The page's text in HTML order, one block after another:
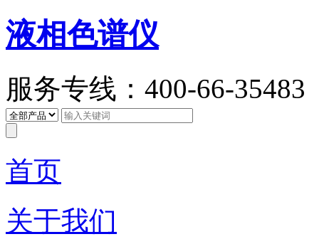
液相色谱仪
服务专线：400-66-35483
首页
关于我们